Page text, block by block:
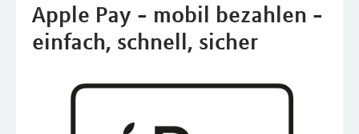
Apple Pay - mobil bezahlen -
einfach, schnell, sicher